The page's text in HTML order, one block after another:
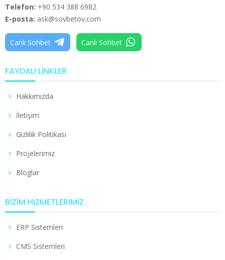
Telefon: +90 534 388 6982
E-posta: ask@sovbetov.com
Canlı Sohbet Canlı Sohbet
FAYDALI LINKLER
Hakkımızda
İletişim
Gizlilik Politikası
Projelerimiz
Bloglar
BIZIM HIZMETLERIMIZ
ERP Sistemleri
CMS Sistemleri